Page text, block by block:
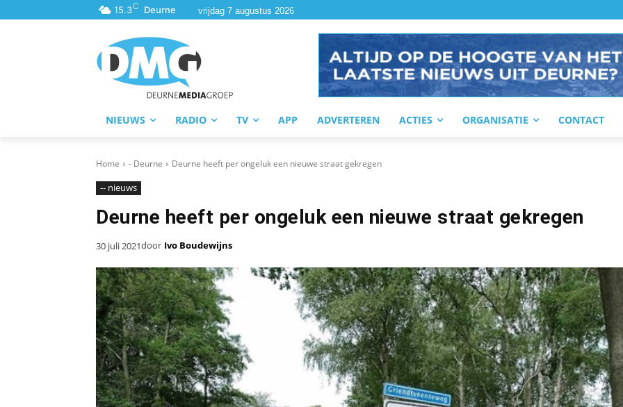
15.3C Deurne vrijdag 7 augustus 2026
NIEUWS RADIO TV APP ADVERTEREN ACTIES ORGANISATIE CONTACT
Home - Deurne Deurne heeft per ongeluk een nieuwe straat gekregen
-- nieuws
Deurne heeft per ongeluk een nieuwe straat gekregen
30 juli 2021door Ivo Boudewijns